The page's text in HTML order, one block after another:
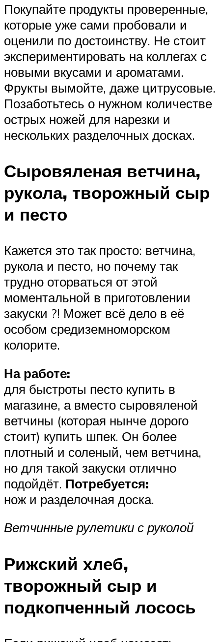
Покупайте продукты проверенные,
которые уже сами пробовали и
оценили по достоинству. Не стоит
экспериментировать на коллегах с
новыми вкусами и ароматами.
Фрукты вымойте, даже цитрусовые.
Позаботьтесь о нужном количестве
острых ножей для нарезки и
нескольких разделочных досках.
Сыровяленая ветчина,
рукола, творожный сыр
и песто
Кажется это так просто: ветчина,
рукола и песто, но почему так
трудно оторваться от этой
моментальной в приготовлении
закуски ?! Может всё дело в её
особом средиземноморском
колорите.
На работе:
для быстроты песто купить в
магазине, а вместо сыровяленой
ветчины (которая нынче дорого
стоит) купить шпек. Он более
плотный и соленый, чем ветчина,
но для такой закуски отлично
подойдёт. Потребуется:
нож и разделочная доска.
Ветчинные рулетики с руколой
Рижский хлеб,
творожный сыр и
подкопченный лосось